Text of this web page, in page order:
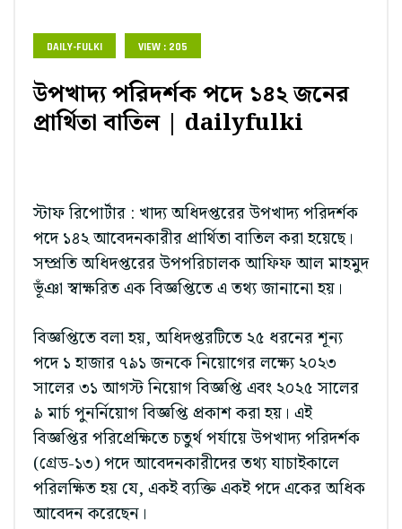
DAILY-FULKI VIEW : 205
উপখাদ্য পরিদর্শক পদে ১৪২ জনের
প্রার্থিতা বাতিল | dailyfulki
স্টাফ রিপোর্টার : খাদ্য অধিদপ্তরের উপখাদ্য পরিদর্শক
পদে ১৪২ আবেদনকারীর প্রার্থিতা বাতিল করা হয়েছে।
সম্প্রতি অধিদপ্তরের উপপরিচালক আফিফ আল মাহমুদ
ভূঁঞা স্বাক্ষরিত এক বিজ্ঞপ্তিতে এ তথ্য জানানো হয়।
বিজ্ঞপ্তিতে বলা হয়, অধিদপ্তরটিতে ২৫ ধরনের শূন্য
পদে ১ হাজার ৭৯১ জনকে নিয়োগের লক্ষ্যে ২০২৩
সালের ৩১ আগস্ট নিয়োগ বিজ্ঞপ্তি এবং ২০২৫ সালের
৯ মার্চ পুনর্নিয়োগ বিজ্ঞপ্তি প্রকাশ করা হয়। এই
বিজ্ঞপ্তির পরিপ্রেক্ষিতে চতুর্থ পর্যায়ে উপখাদ্য পরিদর্শক
(গ্রেড-১৩) পদে আবেদনকারীদের তথ্য যাচাইকালে
পরিলক্ষিত হয় যে, একই ব্যক্তি একই পদে একের অধিক
আবেদন করেছেন।